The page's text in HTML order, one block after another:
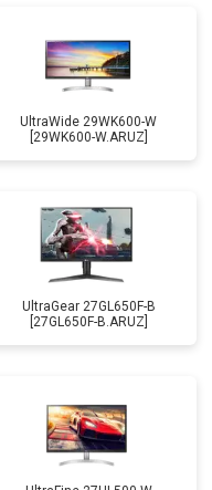
UltraWide 29WK600-W
[29WK600-W.ARUZ]
UltraGear 27GL650F-B
[27GL650F-B.ARUZ]